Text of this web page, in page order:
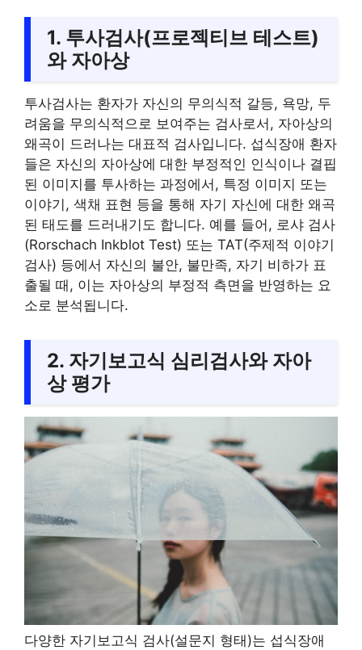
1. 투사검사(프로젝티브 테스트)
와 자아상
투사검사는 환자가 자신의 무의식적 갈등, 욕망, 두
려움을 무의식적으로 보여주는 검사로서, 자아상의
왜곡이 드러나는 대표적 검사입니다. 섭식장애 환자
들은 자신의 자아상에 대한 부정적인 인식이나 결핍
된 이미지를 투사하는 과정에서, 특정 이미지 또는
이야기, 색채 표현 등을 통해 자기 자신에 대한 왜곡
된 태도를 드러내기도 합니다. 예를 들어, 로샤 검사
(Rorschach Inkblot Test) 또는 TAT(주제적 이야기
검사) 등에서 자신의 불안, 불만족, 자기 비하가 표
출될 때, 이는 자아상의 부정적 측면을 반영하는 요
소로 분석됩니다.
2. 자기보고식 심리검사와 자아
상 평가
다양한 자기보고식 검사(설문지 형태)는 섭식장애